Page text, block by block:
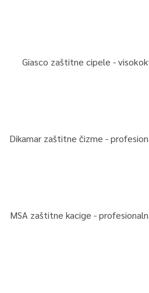
Giasco zaštitne cipele -
Dikamar zaštitne čizme -
MSA zaštitne kacige -